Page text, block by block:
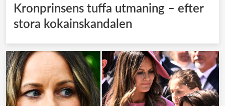
Kronprinsens tuffa utmaning – efter
stora kokainskandalen